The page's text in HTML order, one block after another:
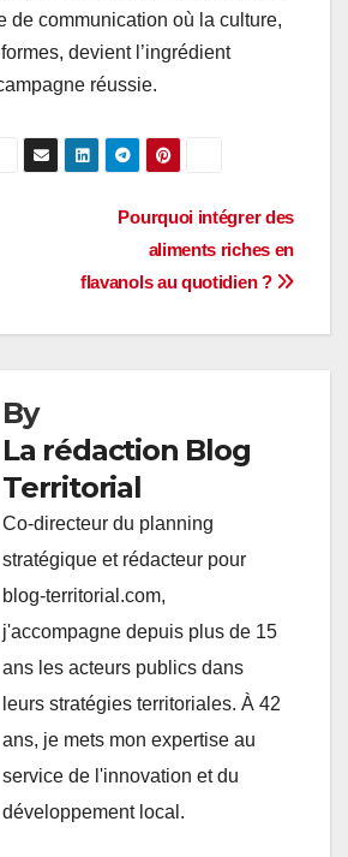
de communication où la culture,
devient l’ingrédient
réussie.
Pourquoi intégrer des
aliments riches en
flavanols au quotidien ?
By
La rédaction Blog
Territorial
Co-directeur du planning
stratégique et rédacteur pour
blog-territorial.com,
j'accompagne depuis plus de 15
ans les acteurs publics dans
leurs stratégies territoriales. À 42
ans, je mets mon expertise au
service de l'innovation et du
développement local.